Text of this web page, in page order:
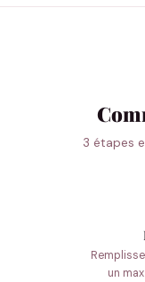
3 étapes
un